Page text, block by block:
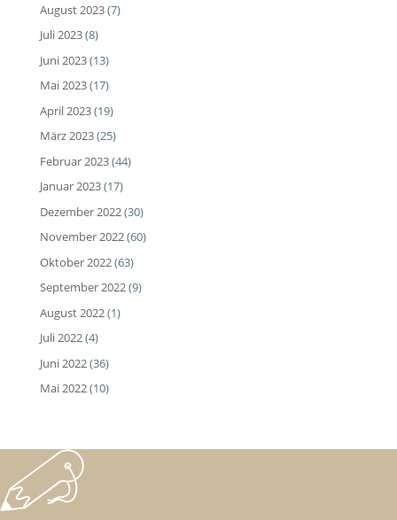
August 2023(7)
Juli 2023(8)
Juni 2023(13)
Mai 2023(17)
April 2023(19)
März 2023(25)
Februar 2023(44)
Januar 2023(17)
Dezember 2022(30)
November 2022(60)
Oktober 2022(63)
September 2022(9)
August 2022(1)
Juli 2022(4)
Juni 2022(36)
Mai 2022(10)